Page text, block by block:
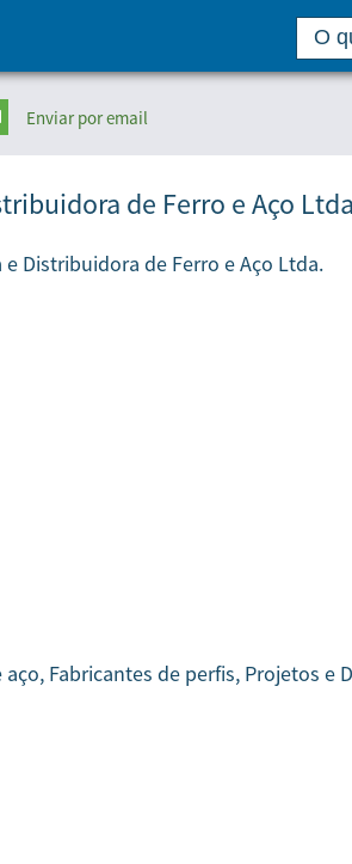
Enviarpor email
de Ferro e Aço
Distribuidora de Ferro e Aço Ltda.
Fabricantes de perfis, Projetos